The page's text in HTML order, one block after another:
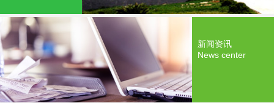
新闻资讯
News center